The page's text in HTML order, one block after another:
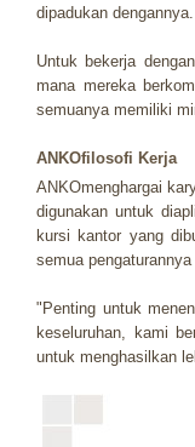
dipadukan dengannya.
Untuk bekerja
mana mereka
semuanya memiliki
ANKOfilosofi Kerja
ANKOmenghargai
digunakan untuk
kursi kantor yang
semua
"Penting untuk
keseluruhan, kami
untuk menghasilkan